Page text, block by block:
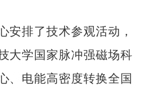
排了技术参观活动，
大学国家脉冲强磁场科
、电能高密度转换全国